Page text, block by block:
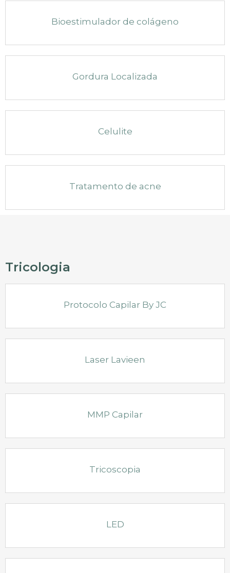
Bioestimulador de colágeno
Gordura Localizada
Celulite
Tratamento de acne
Tricologia
Protocolo Capilar By JC
Laser Lavieen
MMP Capilar
Tricoscopia
LED